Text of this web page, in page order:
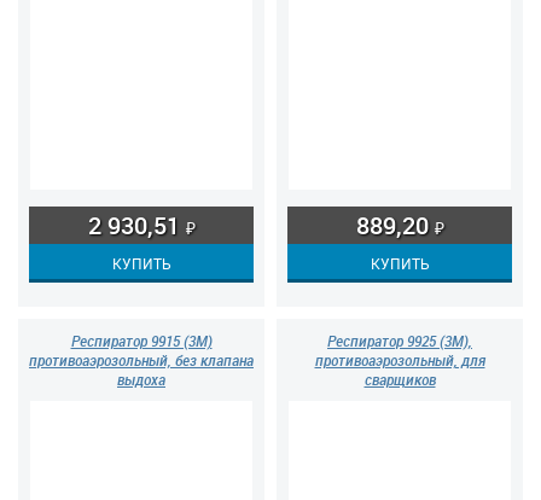
2 930,51 ₽ 889,20 ₽
Респиратор 9915 (3М)
противоаэрозольный, без клапана
выдоха
Респиратор 9925 (3М),
противоаэрозольный, для
сварщиков